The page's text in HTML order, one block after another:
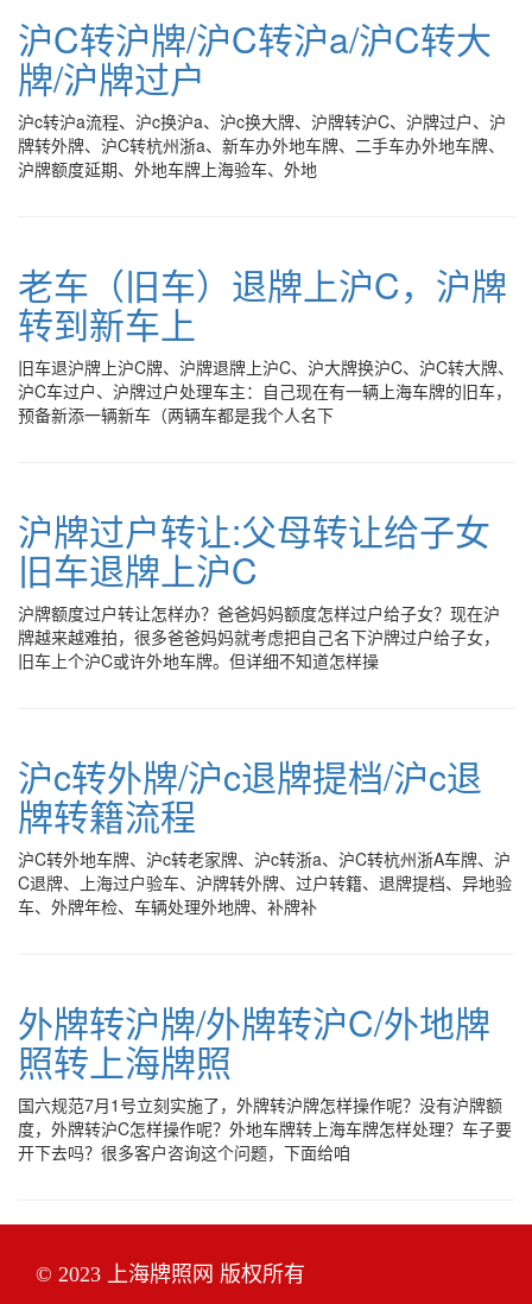
沪C转沪牌/沪C转沪a/沪C转大
牌/沪牌过户
沪c转沪a流程、沪c换沪a、沪c换大牌、沪牌转沪C、沪牌过户、沪
牌转外牌、沪C转杭州浙a、新车办外地车牌、二手车办外地车牌、
沪牌额度延期、外地车牌上海验车、外地
老车（旧车）退牌上沪C，沪牌
转到新车上
旧车退沪牌上沪C牌、沪牌退牌上沪C、沪大牌换沪C、沪C转大牌、
沪C车过户、沪牌过户处理车主：自己现在有一辆上海车牌的旧车，
预备新添一辆新车（两辆车都是我个人名下
沪牌过户转让:父母转让给子女
旧车退牌上沪C
沪牌额度过户转让怎样办？爸爸妈妈额度怎样过户给子女？现在沪
牌越来越难拍，很多爸爸妈妈就考虑把自己名下沪牌过户给子女，
旧车上个沪C或许外地车牌。但详细不知道怎样操
沪c转外牌/沪c退牌提档/沪c退
牌转籍流程
沪C转外地车牌、沪c转老家牌、沪c转浙a、沪C转杭州浙A车牌、沪
C退牌、上海过户验车、沪牌转外牌、过户转籍、退牌提档、异地验
车、外牌年检、车辆处理外地牌、补牌补
外牌转沪牌/外牌转沪C/外地牌
照转上海牌照
国六规范7月1号立刻实施了，外牌转沪牌怎样操作呢？没有沪牌额
度，外牌转沪C怎样操作呢？外地车牌转上海车牌怎样处理？车子要
开下去吗？很多客户咨询这个问题，下面给咱
© 2023 上海牌照网 版权所有